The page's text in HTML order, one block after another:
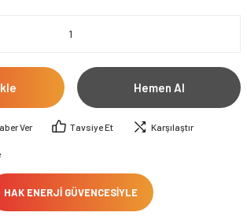
Hemen Al
Ver Tavsiye Et Karşılaştır
HAK ENERJİ GÜVENCESİYLE